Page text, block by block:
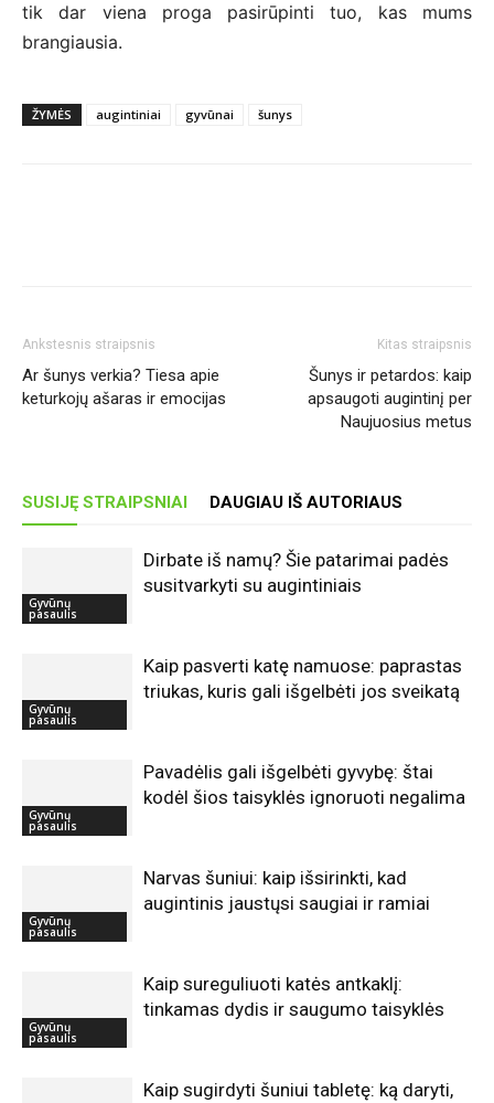
tik dar viena proga pasirūpinti tuo, kas mums
brangiausia.
ŽYMĖS augintiniai gyvūnai šunys
Ankstesnis straipsnis
Ar šunys verkia? Tiesa apie
keturkojų ašaras ir emocijas
Kitas straipsnis
Šunys ir petardos: kaip
apsaugoti augintinį per
Naujuosius metus
SUSIJĘ STRAIPSNIAI DAUGIAU IŠ AUTORIAUS
Gyvūnų
pasaulis
Dirbate iš namų? Šie patarimai padės
susitvarkyti su augintiniais
Gyvūnų
pasaulis
Kaip pasverti katę namuose: paprastas
triukas, kuris gali išgelbėti jos sveikatą
Gyvūnų
pasaulis
Pavadėlis gali išgelbėti gyvybę: štai
kodėl šios taisyklės ignoruoti negalima
Gyvūnų
pasaulis
Narvas šuniui: kaip išsirinkti, kad
augintinis jaustųsi saugiai ir ramiai
Gyvūnų
pasaulis
Kaip sureguliuoti katės antkaklį:
tinkamas dydis ir saugumo taisyklės
Kaip sugirdyti šuniui tabletę: ką daryti,